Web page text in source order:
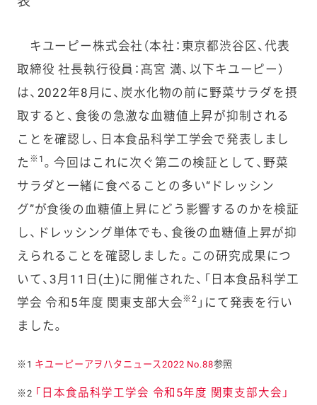
キユーピー株式会社（本社：東京都渋谷区、代表
取締役 社長執行役員：髙宮 満、以下キユーピー）
は、2022年8月に、炭水化物の前に野菜サラダを摂
取すると、食後の急激な血糖値上昇が抑制される
ことを確認し、日本食品科学工学会で発表しまし
た ※1 。今回はこれに次ぐ第二の検証として、野菜
サラダと一緒に食べることの多い“ドレッシン
グ”が食後の血糖値上昇にどう影響するのかを検証
し、ドレッシング単体でも、食後の血糖値上昇が抑
えられることを確認しました。この研究成果につ
いて、3月11日(土)に開催された、「日本食品科学工
学会 令和5年度 関東支部大会※2 」にて発表を行い
ました。
※1 キユーピーアヲハタニュース2022 No.88参照
※2 「日本食品科学工学会 令和5年度 関東支部大会」